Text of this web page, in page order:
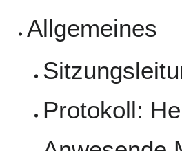
Allgemeines
Protokoll: